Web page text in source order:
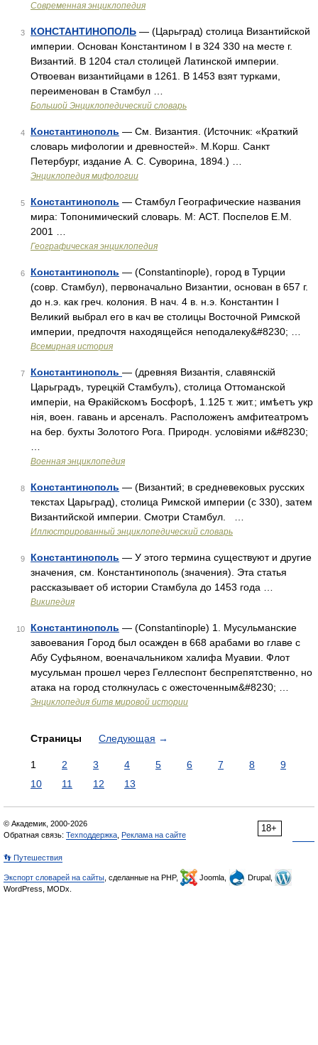
Современная энциклопедия
3 КОНСТАНТИНОПОЛЬ — (Царьград) столица Византийской
империи. Основан Константином I в 324 330 на месте г.
Византий. В 1204 стал столицей Латинской империи.
Отвоеван византийцами в 1261. В 1453 взят турками,
переименован в Стамбул …
Большой Энциклопедический словарь
4 Константинополь — См. Византия. (Источник: «Краткий
словарь мифологии и древностей». М.Корш. Санкт
Петербург, издание А. С. Суворина, 1894.) …
Энциклопедия мифологии
5 Константинополь — Стамбул Географические названия
мира: Топонимический словарь. М: АСТ. Поспелов Е.М.
2001 …
Географическая энциклопедия
6 Константинополь — (Constantinople), город в Турции
(совр. Стамбул), первоначально Византии, основан в 657 г.
до н.э. как греч. колония. В нач. 4 в. н.э. Константин I
Великий выбрал его в кач ве столицы Восточной Римской
империи, предпочтя находящейся неподалеку&#8230; …
Всемирная история
7 Константинополь — (древняя Византія, славянскій
Царьградъ, турецкій Стамбулъ), столица Оттоманской
имперіи, на Ѳракійскомъ Босфорѣ, 1.125 т. жит.; имѣетъ укр
нія, воен. гавань и арсеналъ. Расположенъ амфитеатромъ
на бер. бухты Золотого Рога. Природн. условіями и&#8230;
Военная энциклопедия
8 Константинополь — (Византий; в средневековых русских
текстах Царьград), столица Римской империи (с 330), затем
Византийской империи. Смотри Стамбул. …
Иллюстрированный энциклопедический словарь
9 Константинополь — У этого термина существуют и другие
значения, см. Константинополь (значения). Эта статья
рассказывает об истории Стамбула до 1453 года …
Википедия
10 Константинополь — (Constantinople) 1. Мусульманские
завоевания Город был осажден в 668 арабами во главе с
Абу Суфьяном, военачальником халифа Муавии. Флот
мусульман прошел через Геллеспонт беспрепятственно, но
атака на город столкнулась с ожесточенным&#8230; …
Энциклопедия битв мировой истории
Страницы Следующая →
1 2 3 4 5 6 7 8
9
10
11 12 13
18+
© Академик, 2000-2026
Обратная связь: Техподдержка Реклама на сайте
👣 Путешествия
Экспорт словарей на сайты , сделанные на PHP, Joomla,
Drupal,
WordPress, MODx.